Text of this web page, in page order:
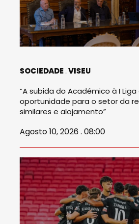
SOCIEDADE VISEU
“A subida do Académico à I
oportunidade para o setor da
similares e alojamento”
Agosto 10, 2026 . 08:00